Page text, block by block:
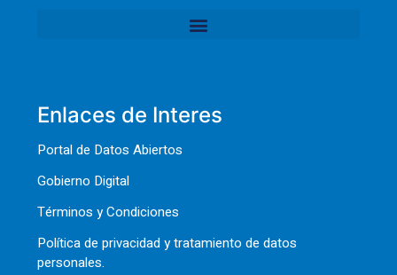
Enlaces de Interes
Portal de Datos Abiertos
Gobierno Digital
Términos y Condiciones
Política de privacidad y tratamiento de datos
personales.